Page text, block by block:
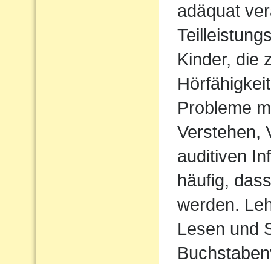
adäquat
Kinder, die
Probleme
Verstehen,
auditiven
häufig,
werden.
Lesen und